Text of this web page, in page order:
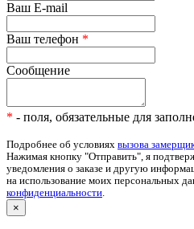
Ваш E-mail
Ваш телефон *
Сообщение
* - поля, обязательные для
Подробнее об условиях вызова
Нажимая кнопку "Отправить", я
уведомления о заказе и другую
на использование моих персональных
конфиденциальности.
×